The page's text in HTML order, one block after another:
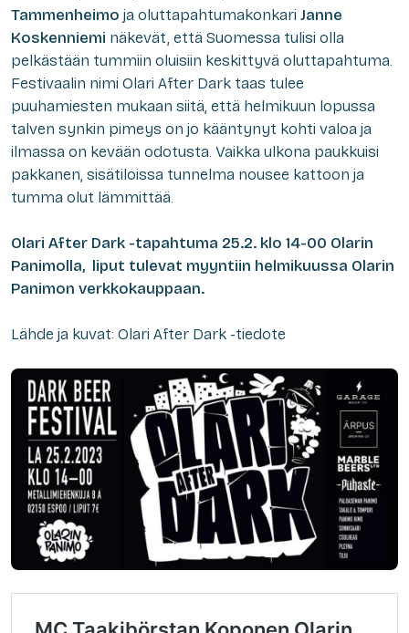
Tammenheimo ja oluttapahtumakonkari Janne
Koskenniemi näkevät, että Suomessa tulisi olla
pelkästään tummiin oluisiin keskittyvä oluttapahtuma.
Festivaalin nimi Olari After Dark taas tulee
puuhamiesten mukaan siitä, että helmikuun lopussa
talven synkin pimeys on jo kääntynyt kohti valoa ja
ilmassa on kevään odotusta. Vaikka ulkona paukkuisi
pakkanen, sisätiloissa tunnelma nousee kattoon ja
tumma olut lämmittää.
Olari After Dark -tapahtuma 25.2. klo 14-00 Olarin
Panimolla, liput tulevat myyntiin helmikuussa Olarin
Panimon verkkokauppaan.
Lähde ja kuvat: Olari After Dark -tiedote